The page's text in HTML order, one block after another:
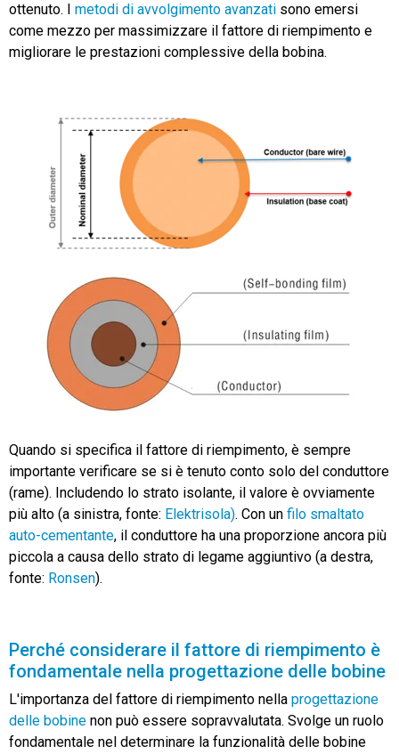
ottenuto. I metodi di avvolgimento avanzati sono emersi
come mezzo per massimizzare il fattore di riempimento e
migliorare le prestazioni complessive della bobina.
Quando si specifica il fattore di riempimento, è sempre
importante verificare se si è tenuto conto solo del conduttore
(rame). Includendo lo strato isolante, il valore è ovviamente
più alto (a sinistra, fonte: Elektrisola). Con un filo smaltato
auto-cementante, il conduttore ha una proporzione ancora più
piccola a causa dello strato di legame aggiuntivo (a destra,
fonte: Ronsen).
Perché considerare il fattore di riempimento è
fondamentale nella progettazione delle bobine
L'importanza del fattore di riempimento nella progettazione
delle bobine non può essere sopravvalutata. Svolge un ruolo
fondamentale nel determinare la funzionalità delle bobine